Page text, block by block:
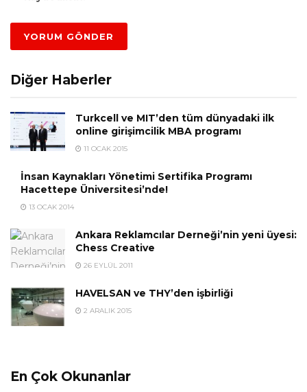
Diğer Haberler
Turkcell ve MIT’den tüm dünyadaki ilk
online girişimcilik MBA programı
11 OCAK 2015
İnsan Kaynakları Yönetimi Sertifika Programı
Hacettepe Üniversitesi’nde!
13 OCAK 2014
Ankara Reklamcılar Derneği’nin yeni üyesi:
Chess Creative
26 EYLÜL 2011
HAVELSAN ve THY’den işbirliği
2 ARALIK 2015
En Çok Okunanlar